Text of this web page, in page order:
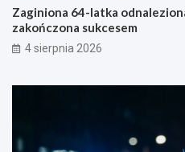
Zaginiona 64-latka
zakończona sukcesem
4 sierpnia 2026